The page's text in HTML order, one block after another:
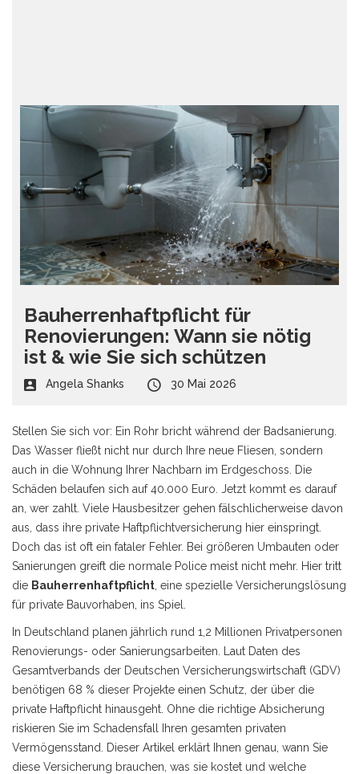
Bauherrenhaftpflicht für
Renovierungen: Wann sie nötig
ist & wie Sie sich schützen
Angela Shanks 30 Mai 2026
Stellen Sie sich vor: Ein Rohr bricht während der Badsanierung.
Das Wasser fließt nicht nur durch Ihre neue Fliesen, sondern
auch in die Wohnung Ihrer Nachbarn im Erdgeschoss. Die
Schäden belaufen sich auf 40.000 Euro. Jetzt kommt es darauf
an, wer zahlt. Viele Hausbesitzer gehen fälschlicherweise davon
aus, dass ihre private Haftpflichtversicherung hier einspringt.
Doch das ist oft ein fataler Fehler. Bei größeren Umbauten oder
Sanierungen greift die normale Police meist nicht mehr. Hier tritt
die Bauherrenhaftpflicht , eine spezielle Versicherungslösung
für private Bauvorhaben, ins Spiel.
In Deutschland planen jährlich rund 1,2 Millionen Privatpersonen
Renovierungs- oder Sanierungsarbeiten. Laut Daten des
Gesamtverbands der Deutschen Versicherungswirtschaft (GDV)
benötigen 68 % dieser Projekte einen Schutz, der über die
private Haftpflicht hinausgeht. Ohne die richtige Absicherung
riskieren Sie im Schadensfall Ihren gesamten privaten
Vermögensstand. Dieser Artikel erklärt Ihnen genau, wann Sie
diese Versicherung brauchen, was sie kostet und welche